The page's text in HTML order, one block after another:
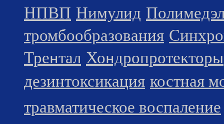
НПВП Нимулид
тромбообразования
Трентал Хондропротекторы
дезинтоксикация костная
травматическое воспаление